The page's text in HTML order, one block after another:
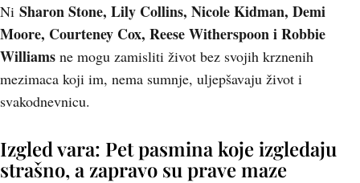
Ni Sharon Stone, Lily Collins, Nicole Kidman, Demi
Moore, Courteney Cox, Reese Witherspoon i Robbie
Williams ne mogu zamisliti život bez svojih krznenih
mezimaca koji im, nema sumnje, uljepšavaju život i
svakodnevnicu.
Izgled vara: Pet pasmina koje izgledaju
strašno, a zapravo su prave maze